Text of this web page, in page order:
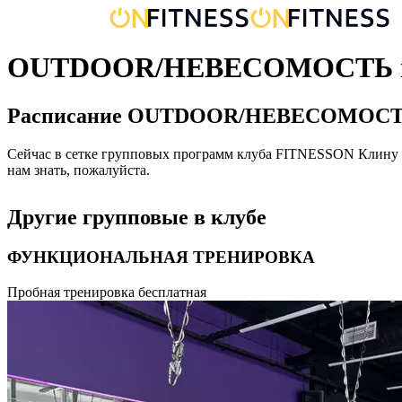
OUTDOOR/НЕВЕСОМОСТЬ
Расписание OUTDOOR/
Сейчас в сетке групповых программ клуба FITNESSON Клину
нам знать, пожалуйста.
Другие групповые в клубе
ФУНКЦИОНАЛЬНАЯ ТРЕНИРОВКА
Функциональная тренировка, направленная на развитие
повседневных движений во всех плоскостях поможет вам
Пробная тренировка бесплатная